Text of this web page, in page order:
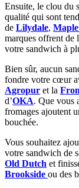
Ensuite, le clou du
qualité qui sont
de Lilydale,
marques offrent de
votre sandwich à
Bien sûr, aucun
fondre votre cœur
Agropur et la
d’OKA. Que vous
fromages ajoutent
bouchée.
Vous souhaitez
votre sandwich de
Old Dutch et
Brookside ou des